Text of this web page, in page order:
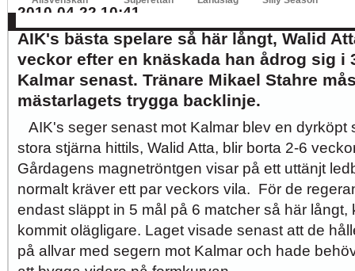
2010-04-22 10:41
AIK's bästa spelare så här långt, Walid
veckor efter en knäskada han ådrog sig i
Kalmar senast. Tränare Mikael Stahre
mästarlagets trygga backlinje.
AIK's seger senast mot Kalmar blev en dyrköpt
stora stjärna hittils, Walid Atta, blir borta 2-6
Gårdagens magnetröntgen visar på ett uttänjt
normalt kräver ett par veckors vila. För de
endast släppt in 5 mål på 6 matcher så här
kommit olägligare. Laget visade senast att de
på allvar med segern mot Kalmar och hade